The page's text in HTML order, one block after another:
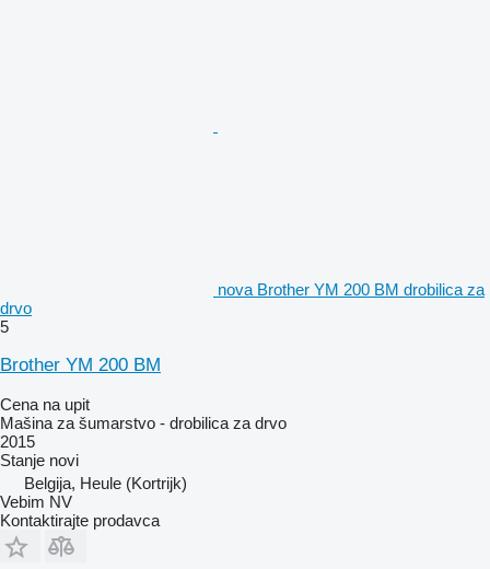
nova Brother YM 200 BM drobilica za
drvo
5
Brother YM 200 BM
Cena na upit
Mašina za šumarstvo - drobilica za drvo
2015
Stanje novi
Belgija, Heule (Kortrijk)
Vebim NV
Kontaktirajte prodavca